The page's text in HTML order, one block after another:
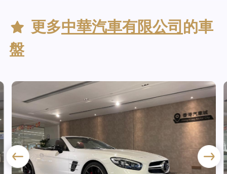
更多中華汽車有限公司 的車
盤